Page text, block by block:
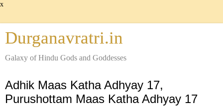
x
Durganavratri.in
Galaxy of Hindu Gods and Goddesses
Adhik Maas Katha Adhyay 17,
Purushottam Maas Katha Adhyay 17